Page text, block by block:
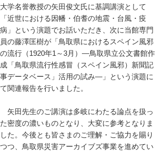
大学名誉教授の矢田俊文氏に基調講演として
「近世における因幡・伯耆の地震・台風・疫
病」という演題でお話いただき、次に当館専門
員の藤澤匡樹が「鳥取県におけるスペイン風邪
の流行（1920年1～3月）―鳥取県立公文書館作
成「鳥取県流行性感冒（スペイン風邪）新聞記
事データベース」活用の試み―」という演題に
て関連報告を行いました。
矢田先生のご講演は多岐にわたる論点を扱っ
た密度の濃いものとなり、大変に参考となりま
した。今後とも皆さまのご理解・ご協力を賜り
つつ、鳥取県災害アーカイブズ事業を進めてい